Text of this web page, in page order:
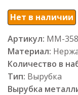
Нет в наличии
Артикул: ММ-358
Материал:
Количество в
Тип: Вырубка
Вырубка